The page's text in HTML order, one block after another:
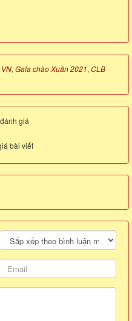
, Gala chào Xuân 2021, CLB
giá
bài viết